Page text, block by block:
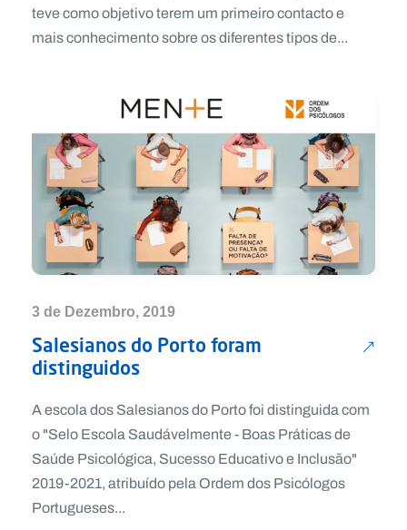
teve como objetivo terem um primeiro contacto e
mais conhecimento sobre os diferentes tipos de...
3 de Dezembro, 2019
Salesianos do Porto foram
distinguidos
A escola dos Salesianos do Porto foi distinguida com
o "Selo Escola Saudávelmente - Boas Práticas de
Saúde Psicológica, Sucesso Educativo e Inclusão"
2019-2021, atribuído pela Ordem dos Psicólogos
Portugueses...